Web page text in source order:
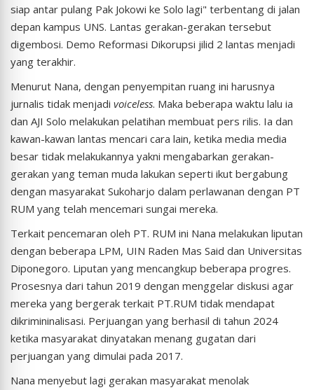
siap antar pulang Pak Jokowi ke Solo lagi" terbentang di jalan
depan kampus UNS. Lantas gerakan-gerakan tersebut
digembosi. Demo Reformasi Dikorupsi jilid 2 lantas menjadi
yang terakhir.
Menurut Nana, dengan penyempitan ruang ini harusnya
jurnalis tidak menjadi voiceless. Maka beberapa waktu lalu ia
dan AJI Solo melakukan pelatihan membuat pers rilis. Ia dan
kawan-kawan lantas mencari cara lain, ketika media media
besar tidak melakukannya yakni mengabarkan gerakan-
gerakan yang teman muda lakukan seperti ikut bergabung
dengan masyarakat Sukoharjo dalam perlawanan dengan PT
RUM yang telah mencemari sungai mereka.
Terkait pencemaran oleh PT. RUM ini Nana melakukan liputan
dengan beberapa LPM, UIN Raden Mas Said dan Universitas
Diponegoro. Liputan yang mencangkup beberapa progres.
Prosesnya dari tahun 2019 dengan menggelar diskusi agar
mereka yang bergerak terkait PT.RUM tidak mendapat
dikrimininalisasi. Perjuangan yang berhasil di tahun 2024
ketika masyarakat dinyatakan menang gugatan dari
perjuangan yang dimulai pada 2017.
Nana menyebut lagi gerakan masyarakat menolak